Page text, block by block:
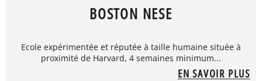
BOSTON NESE
Ecole expérimentée et réputée à taille humaine située à
proximité de Harvard, 4 semaines minimum...
EN SAVOIR PLUS